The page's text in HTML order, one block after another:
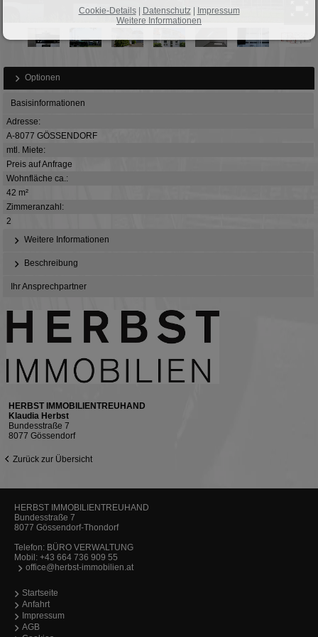
Optionen
Basisinformationen
Adresse:
A-8077 GÖSSENDORF
mtl. Miete:
Preis auf Anfrage
Wohnfläche ca.:
42 m²
Zimmeranzahl:
2
Weitere Informationen
Beschreibung
Ihr Ansprechpartner
HERBST IMMOBILIENTREUHAND
Klaudia Herbst
Bundesstraße 7
8077 Gössendorf
Zurück zur Übersicht
HERBST IMMOBILIENTREUHAND
Bundesstraße 7
8077 Gössendorf-Thondorf
Telefon: BÜRO VERWALTUNG
Mobil: +43 664 736 909 55
office@herbst-immobilien.at
Startseite
Anfahrt
Impressum
AGB
Cookie-Details| Datenschutz|
Impressum
Weitere Informationen